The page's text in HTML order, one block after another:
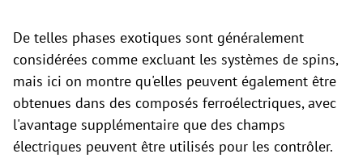
De telles phases exotiques sont généralement
considérées comme excluant les systèmes de spins,
mais ici on montre qu'elles peuvent également être
obtenues dans des composés ferroélectriques, avec
l'avantage supplémentaire que des champs
électriques peuvent être utilisés pour les contrôler.